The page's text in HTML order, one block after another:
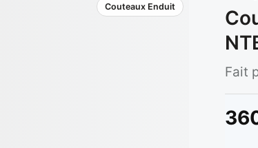
Couteaux Enduit
Fait